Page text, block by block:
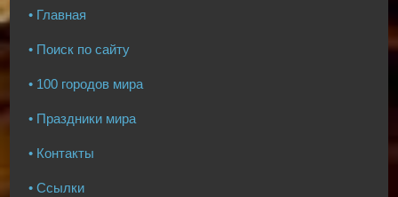
• Главная
• Поиск по сайту
• 100 городов мира
• Праздники мира
• Контакты
• Ссылки